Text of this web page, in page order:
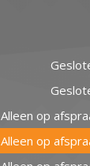
Alleen op
Alleen op